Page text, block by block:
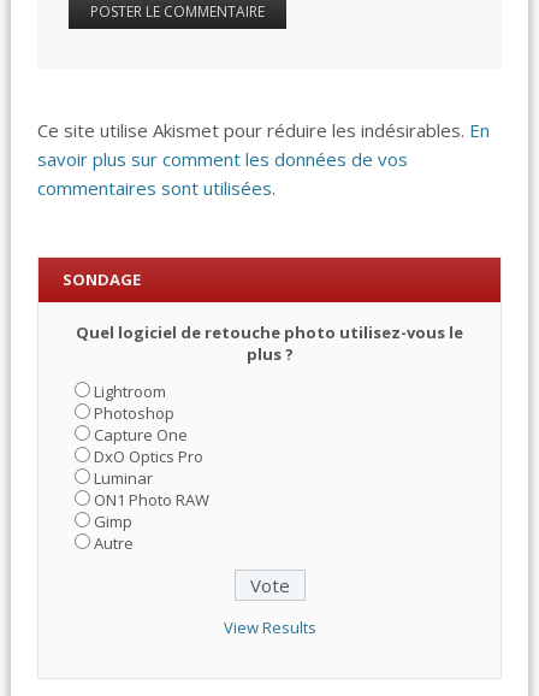
Ce site utilise Akismet pour réduire les indésirables. En
savoir plus sur comment les données de vos
commentaires sont utilisées.
SONDAGE
Quel logiciel de retouche photo utilisez-vous le
plus ?
Lightroom
Photoshop
Capture One
DxO Optics Pro
Luminar
ON1 Photo RAW
Gimp
Autre
View Results